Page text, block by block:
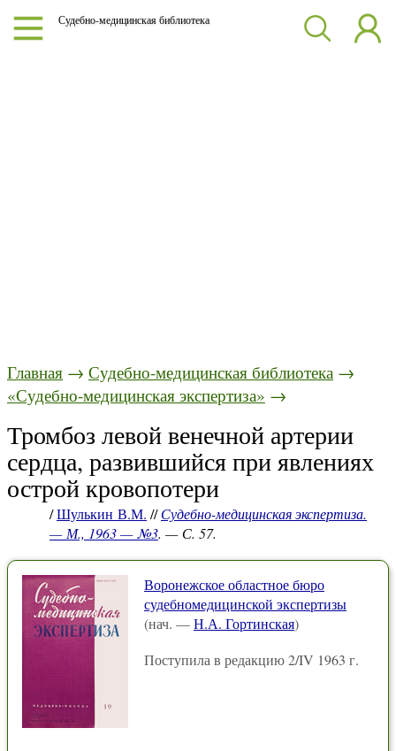
Судебно-медицинская библиотека
Главная → Судебно-медицинская библиотека →
«Судебно-медицинская экспертиза» →
Тромбоз левой венечной артерии
сердца, развившийся при явлениях
острой кровопотери
/Шулькин В.М. //Судебно-медицинская экспертиза.
— М., 1963 — №3. — С. 57.
Воронежское областное бюро
судебномедицинской экспертизы
(нач. —Н.А. Гортинская)
Поступила в редакцию 2/IV 1963 г.